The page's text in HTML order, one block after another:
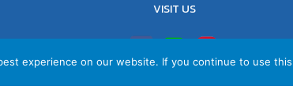
VISIT US
experience on our website. If you continue to use